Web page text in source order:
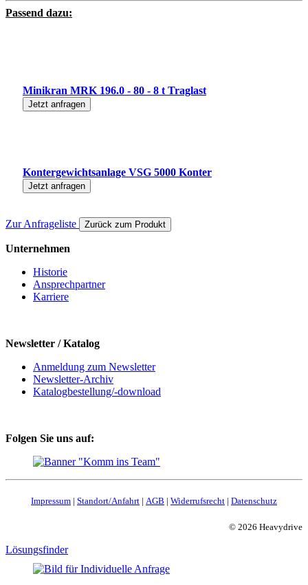
Passend dazu:
Minikran MRK 196.0 - 80 - 8 t Traglast
Jetzt anfragen
Kontergewichtsanlage VSG 5000 Konter
Jetzt anfragen
Zur Anfrageliste Zurück zum Produkt
Unternehmen
Historie
Ansprechpartner
Karriere
Newsletter / Katalog
Anmeldung zum Newsletter
Newsletter-Archiv
Katalogbestellung/-download
Folgen Sie uns auf:
Impressum | Standort/Anfahrt | AGB | Widerrufsrecht | Datenschutz
© 2026 Heavydrive
Lösungsfinder